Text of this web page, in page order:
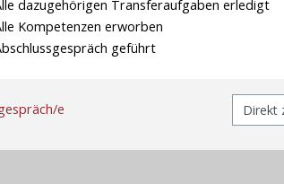
dazugehörigen Transferaufgaben erledigt
Kompetenzen erworben
geführt
e